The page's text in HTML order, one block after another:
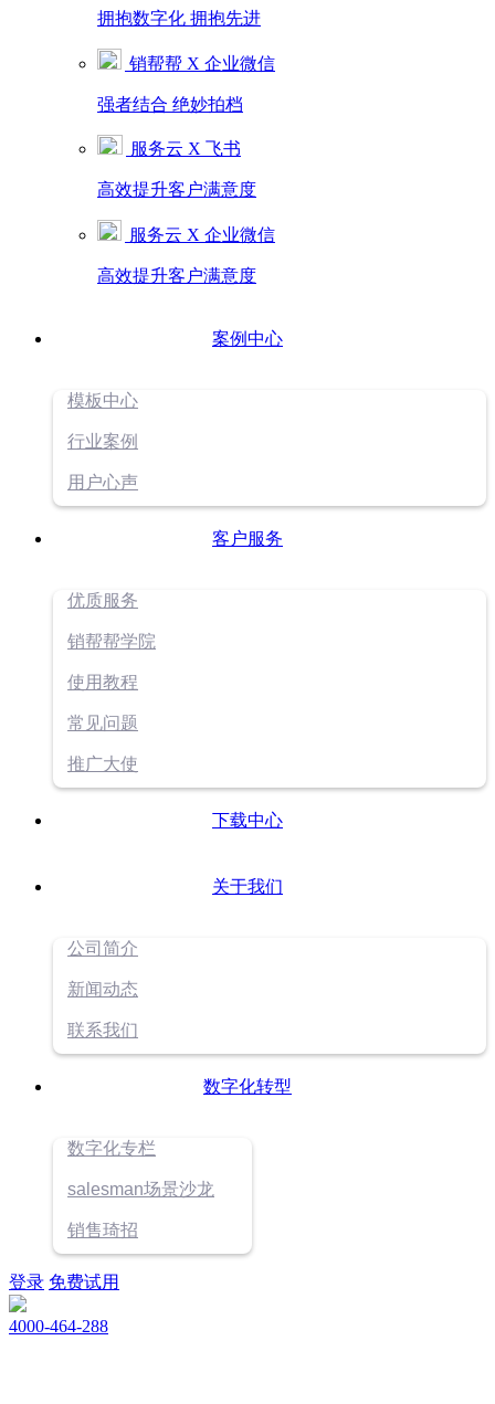
拥抱数字化 拥抱先进
销帮帮 X 企业微信
强者结合 绝妙拍档
服务云 X 飞书
高效提升客户满意度
服务云 X 企业微信
高效提升客户满意度
案例中心
模板中心
行业案例
用户心声
客户服务
优质服务
销帮帮学院
使用教程
常见问题
推广大使
下载中心
关于我们
公司简介
新闻动态
联系我们
数字化转型
数字化专栏
salesman场景沙龙
销售琦招
登录 免费试用
4000-464-288